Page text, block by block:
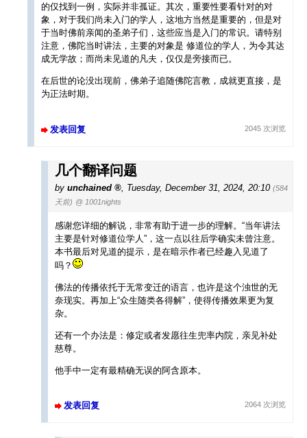
的仅找到一例，实际并非孤证。其次，重要性要看针对的对
象，对于我们尚未入门的学人，这地方当然是重要的，但是对
于当时佛前亲闻的圣弟子们，这些应当是入门的常识。请特别
注意，佛陀当时讲法，主要的对象是 修道位的学人，为令其达
成无学故；而尚未见道的凡夫，仅仅是旁接而已。
在后世的论没出现前，佛弟子追随佛陀言教，成就更直接，是
为正法时期。
发表回复 2045 次浏览
几个翻译问题
by unchained Tuesday, December 31, 2024, 20:10 (584
天前) @ 1001nights
感谢您详细的解说，非常有助于进一步的理解。“当年讲法
主要是针对修道位学人”，这一点以往后学确实未曾注意。
本书最后对见道的提示，是在暗示作者已经趣入见道了
吗？
佛法的传播依托于无常变迁的语言，也许是这个浊世的无
奈现实。再加上“众生随类各得解”，使得传播效果更为复
杂。
还有一个办法是：修定或者发愿往生兜率内院，亲见补处
慈尊。
他手中一定有最精确无误的阿含原本。
发表回复 2064 次浏览